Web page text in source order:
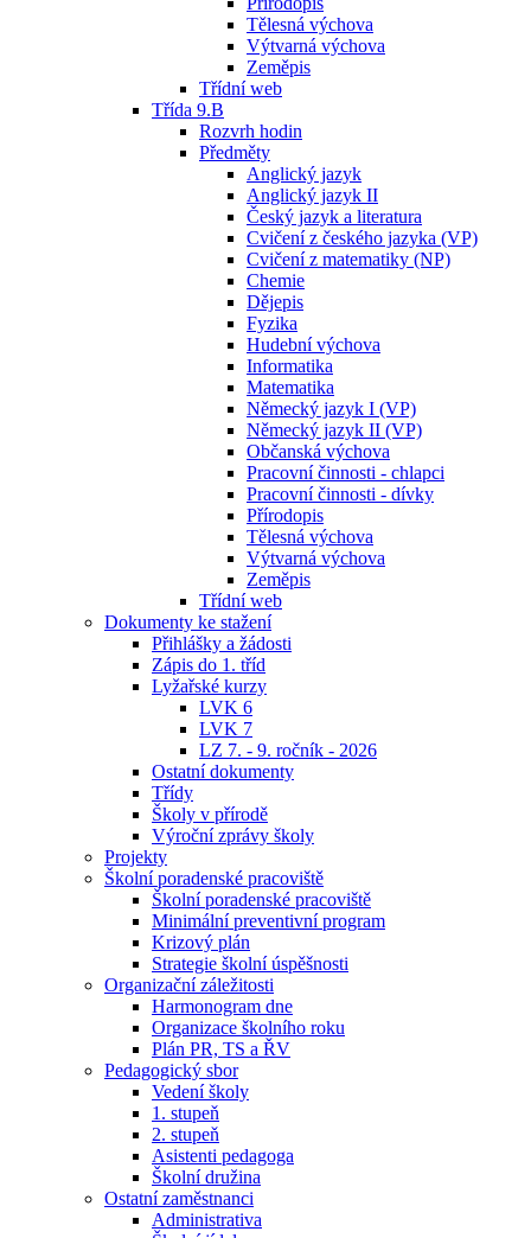
Tělesná výchova
Výtvarná výchova
Zeměpis
Třídní web
Třída 9.B
Rozvrh hodin
Předměty
Anglický jazyk
Anglický jazyk II
Český jazyk a literatura
Cvičení z českého jazyka (VP)
Cvičení z matematiky (NP)
Chemie
Dějepis
Fyzika
Hudební výchova
Informatika
Matematika
Německý jazyk I (VP)
Německý jazyk II (VP)
Občanská výchova
Pracovní činnosti - chlapci
Pracovní činnosti - dívky
Přírodopis
Tělesná výchova
Výtvarná výchova
Zeměpis
Třídní web
Dokumenty ke stažení
Přihlášky a žádosti
Zápis do 1. tříd
Lyžařské kurzy
LVK 6
LVK 7
LZ 7. - 9. ročník - 2026
Ostatní dokumenty
Třídy
Školy v přírodě
Výroční zprávy školy
Projekty
Školní poradenské pracoviště
Školní poradenské pracoviště
Minimální preventivní program
Krizový plán
Strategie školní úspěšnosti
Organizační záležitosti
Harmonogram dne
Organizace školního roku
Plán PR, TS a ŘV
Pedagogický sbor
Vedení školy
1. stupeň
2. stupeň
Asistenti pedagoga
Školní družina
Ostatní zaměstnanci
Administrativa